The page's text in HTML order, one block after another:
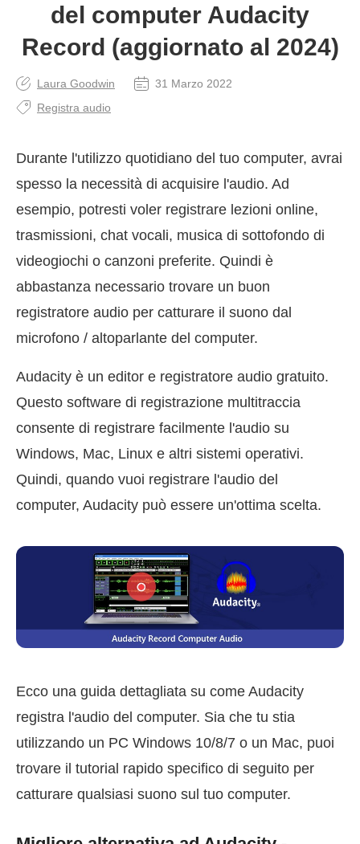
del computer Audacity
Record (aggiornato al 2024)
Laura Goodwin
31 Marzo 2022
Registra audio
Durante l'utilizzo quotidiano del tuo computer, avrai
spesso la necessità di acquisire l'audio. Ad
esempio, potresti voler registrare lezioni online,
trasmissioni, chat vocali, musica di sottofondo di
videogiochi o canzoni preferite. Quindi è
abbastanza necessario trovare un buon
registratore audio per catturare il suono dal
microfono / altoparlante del computer.
Audacity è un editor e registratore audio gratuito.
Questo software di registrazione multitraccia
consente di registrare facilmente l'audio su
Windows, Mac, Linux e altri sistemi operativi.
Quindi, quando vuoi registrare l'audio del
computer, Audacity può essere un'ottima scelta.
Ecco una guida dettagliata su come Audacity
registra l'audio del computer. Sia che tu stia
utilizzando un PC Windows 10/8/7 o un Mac, puoi
trovare il tutorial rapido specifico di seguito per
catturare qualsiasi suono sul tuo computer.